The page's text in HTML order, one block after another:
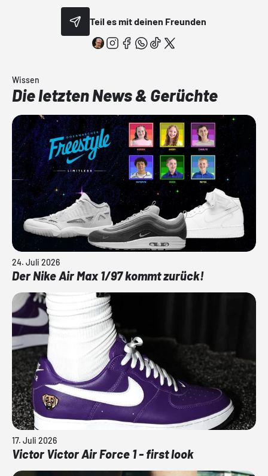
Teil es mit deinen Freunden
Wissen
Die letzten News & Gerüchte
24. Juli 2026
Der Nike Air Max 1/97 kommt zurück!
17. Juli 2026
Victor Victor Air Force 1 - first look